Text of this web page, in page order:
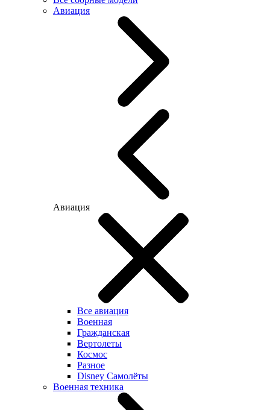
Авиация
Авиация
Все авиация
Военная
Гражданская
Вертолеты
Космос
Разное
Disney Самолёты
Военная техника